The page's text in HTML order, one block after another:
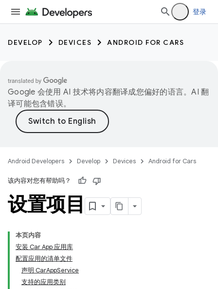
登录
DEVELOP DEVICES ANDROID FOR CARS
Google 会使用 AI 技术将内容翻译成您偏好的语言。AI 翻
译可能包含错误。
Android Developers Develop Devices Android for Cars
该内容对您有帮助吗？
设置项目
本页内容
安装 Car App 应用库
配置应用的清单文件
声明 CarAppService
支持的应用类别